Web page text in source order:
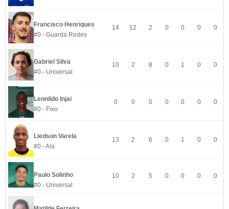
Francisco Henriques
#0 - Guarda Redes
14 12 2 0 0 0 0
Gabriel Silva
#0 - Universal
10 2 8 0 1 0 0
Leonildo Injai
#0 - Fixo
0 0 0 0 0 0 0
Liedson Varela
#0 - Ala
13 2 6 0 1 0 0
Paulo Solinho
#0 - Universal
10 2 5 0 0 0 0